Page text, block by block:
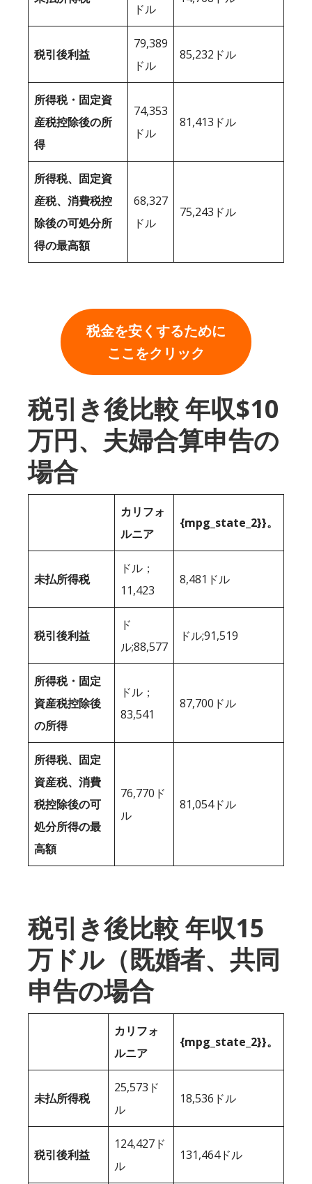
ドル
税引後利益
79,389
ドル
85,232ドル
所得税・固定資
産税控除後の所
得
74,353
ドル
81,413ドル
所得税、固定資
産税、消費税控
除後の可処分所
得の最高額
68,327
ドル
75,243ドル
税金を安くするために
ここをクリック
税引き後比較 年収$10
万円、夫婦合算申告の
場合
カリフォ
ルニア
{mpg_state_2}}。
未払所得税
ドル；
11,423
8,481ドル
税引後利益
ド
ル;88,577
ドル;91,519
所得税・固定
資産税控除後
の所得
ドル；
83,541
87,700ドル
所得税、固定
資産税、消費
税控除後の可
処分所得の最
高額
76,770ド
ル
81,054ドル
税引き後比較 年収15
万ドル（既婚者、共同
申告の場合
カリフォ
ルニア
{mpg_state_2}}。
未払所得税
25,573ド
ル
18,536ドル
税引後利益
124,427ド
ル
131,464ドル